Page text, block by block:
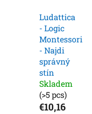
Ludattica
- Logic
Montessori
- Najdi
správný
stín
Skladem
(>5 pcs)
€10,16